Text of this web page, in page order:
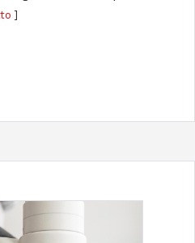
]